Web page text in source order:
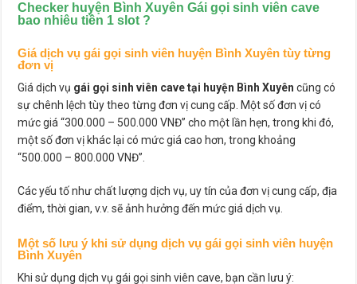
Checker huyện Bình Xuyên Gái gọi sinh viên cave
bao nhiêu tiền 1 slot ?
Giá dịch vụ gái gọi sinh viên huyện Bình Xuyên tùy từng
đơn vị
Giá dịch vụ gái gọi sinh viên cave tại huyện Bình Xuyên cũng có
sự chênh lệch tùy theo từng đơn vị cung cấp. Một số đơn vị có
mức giá “300.000 – 500.000 VNĐ” cho một lần hẹn, trong khi đó,
một số đơn vị khác lại có mức giá cao hơn, trong khoảng
“500.000 – 800.000 VNĐ”.
Các yếu tố như chất lượng dịch vụ, uy tín của đơn vị cung cấp, địa
điểm, thời gian, v.v. sẽ ảnh hưởng đến mức giá dịch vụ.
Một số lưu ý khi sử dụng dịch vụ gái gọi sinh viên huyện
Bình Xuyên
Khi sử dụng dịch vụ gái gọi sinh viên cave, bạn cần lưu ý: